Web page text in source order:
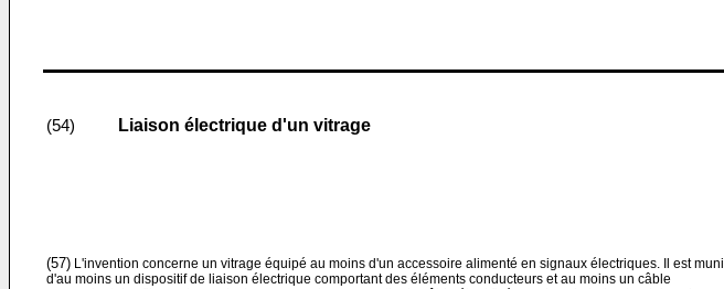
(54) Liaison électrique d'un vitrage
(57) L'invention concerne un vitrage équipé au moins d'un accessoire alimenté en signaux électriques. Il est muni
d'au moins un dispositif de liaison électrique comportant des éléments conducteurs et au moins un câble